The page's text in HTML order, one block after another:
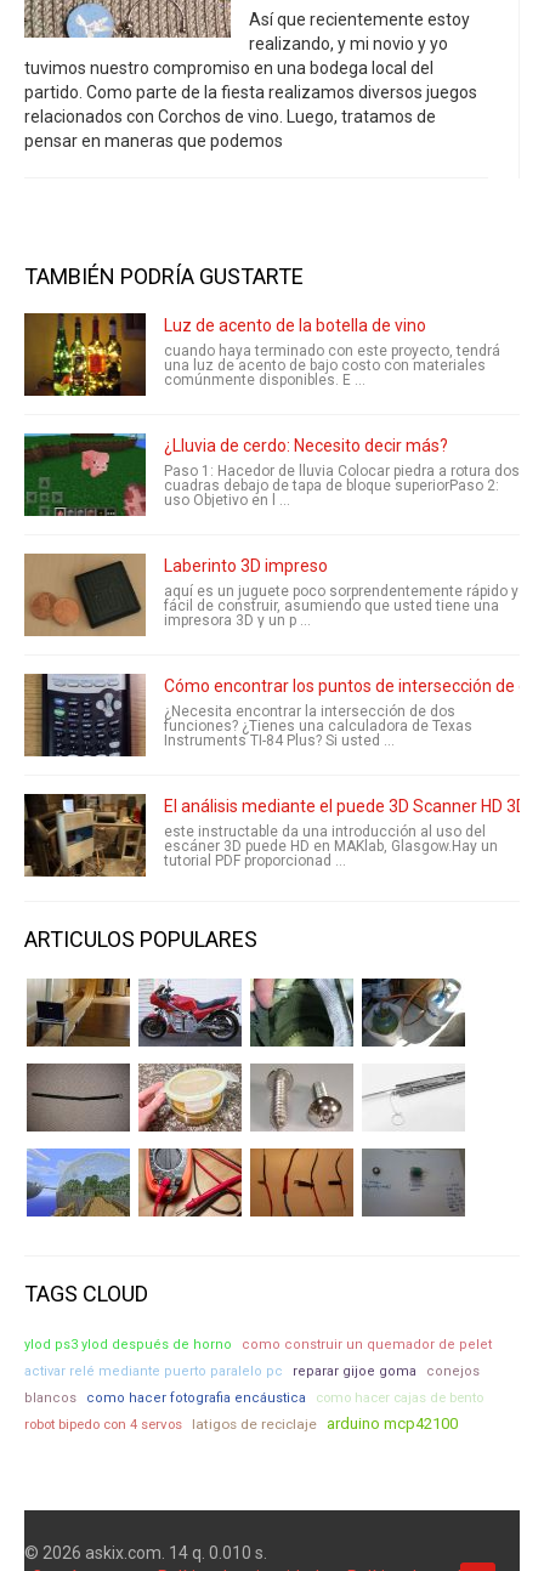
Así que recientemente estoy
realizando, y mi novio y yo
tuvimos nuestro compromiso en una bodega local del
partido. Como parte de la fiesta realizamos diversos juegos
relacionados con Corchos de vino. Luego, tratamos de
pensar en maneras que podemos
TAMBIÉN PODRÍA GUSTARTE
Luz de acento de la botella de vino
cuando haya terminado con este proyecto, tendrá
una luz de acento de bajo costo con materiales
comúnmente disponibles. E ...
¿Lluvia de cerdo: Necesito decir más?
Paso 1: Hacedor de lluvia Colocar piedra a rotura dos
cuadras debajo de tapa de bloque superiorPaso 2:
uso Objetivo en l ...
Laberinto 3D impreso
aquí es un juguete poco sorprendentemente rápido y
fácil de construir, asumiendo que usted tiene una
impresora 3D y un p ...
Cómo encontrar los puntos de intersección de
¿Necesita encontrar la intersección de dos
funciones? ¿Tienes una calculadora de Texas
Instruments TI-84 Plus? Si usted ...
El análisis mediante el puede 3D Scanner HD 3D
este instructable da una introducción al uso del
escáner 3D puede HD en MAKlab, Glasgow.Hay un
tutorial PDF proporcionad ...
ARTICULOS POPULARES
TAGS CLOUD
ylod ps3 ylod después de horno
como construir un quemador de pelet
activar relé mediante puerto paralelo pc
reparar gijoe goma
conejos
blancos
como hacer fotografia encáustica
como hacer cajas de bento
robot bipedo con 4 servos
latigos de reciclaje arduino mcp42100
© 2026 askix.com. 14 q. 0.010 s.